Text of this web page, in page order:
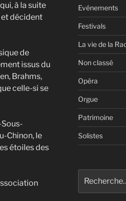
à la suite
et décident
de
issus du
Brahms,
celle-si se
Chinon, le
étoiles des
Evénements
Festivals
La vie de la
Non classé
Opéra
Orgue
Patrimoine
Solistes
pour
: